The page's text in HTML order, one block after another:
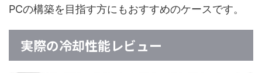
PCの構築を目指す方にもおすすめのケースです。
実際の冷却性能レビュー